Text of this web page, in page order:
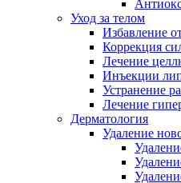
Уход за телом
Избавление
Коррекция
Лечение
Инъекции
Устранение
Лечение
Дерматология
Удаление